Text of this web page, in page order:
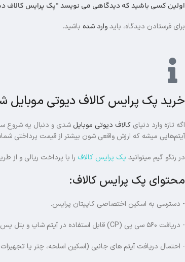
اولین کسی باشید که دیدگاهی می نویسد “پک پرایس کالاف
برای فرستادن دیدگاه، بایدوارد شده باشید.
خرید پک پرایس کالاف دیوتی موبایل
اگه تازه وارد دنیای کالاف دیوتی موبایل
آیتم‌هایی میشه که ارزش واقعی شون بیشتر از قیمت پرداختی
در رنگو گیم میتوانید پک پرایس کالاف را با پرداخت ریالی و از
محتوای پک پرایس کالاف:
- دسترسی به اسکین اختصاصی کاپیتان پرایس.
- دریافت ۵۶۰ سی پی (CP) قابل استفاده در آیتم شاپ و بتل پس.
- احتمال دریافت آیتم های جانبی (اسکین اسلحه، چتر یا